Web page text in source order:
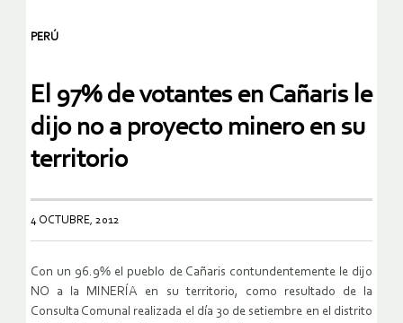
PERÚ
El 97% de votantes en Cañaris le
dijo no a proyecto minero en su
territorio
4 OCTUBRE, 2012
Con un 96.9% el pueblo de Cañaris contundentemente le dijo
NO a la MINERÍA en su territorio, como resultado de la
Consulta Comunal realizada el día 30 de setiembre en el distrito